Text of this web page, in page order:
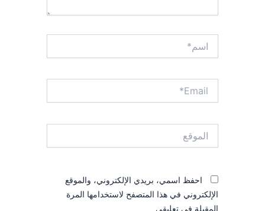
احفظ اسمي، بريدي الإلكتروني، والموقع
الإلكتروني في هذا المتصفح لاستخدامها المرة
المقبلة في تعليقي.